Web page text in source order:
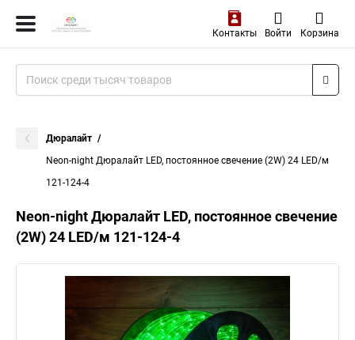
Контакты Войти Корзина
Дюралайт
Neon-night Дюралайт LED, постоянное свечение (2W) 24 LED/м
121-124-4
Neon-night Дюралайт LED, постоянное свечение
(2W) 24 LED/м 121-124-4